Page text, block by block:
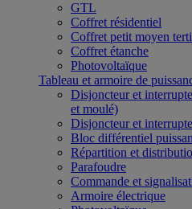
GTL
Coffret résidentiel
Coffret petit moyen
Coffret étanche
Photovoltaïque
Tableau et armoire de
Disjoncteur et
et moulé)
Disjoncteur et
Bloc différentiel
Répartition et
Parafoudre
Commande et
Armoire électrique